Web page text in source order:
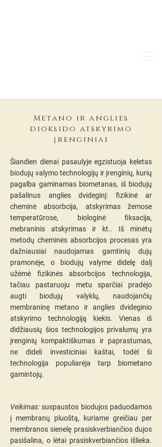
Metano ir anglies
dioksido atskyrimo
įrenginiai
Šiandien dienai pasaulyje egzistuoja keletas
biodujų valymo technologijų ir įrenginių, kurių
pagalba gaminamas biometanas, iš biodujų
pašalinus anglies dvideginį: fizikinė ar
cheminė absorbcija, atskyrimas žemose
temperatūrose, biologinė fiksacija,
mebraninis atskyrimas ir kt.. Iš minėtų
metodų cheminės absorbcijos procesas yra
dažniausiai naudojamas gamtinių dujų
pramonėje, o biodujų valyme didelę dalį
užėmė fizikinės absorbcijos technologija,
tačiau pastaruoju metu sparčiai pradėjo
augti biodujų valyklų, naudojančių
membraninę metano ir anglies dvideginio
atskyrimo technologiją kiekis. Vienas iš
didžiausių šios technologijos privalumų yra
įrenginių kompaktiškumas ir paprastumas,
ne dideli investiciniai kaštai, todėl ši
technologija populiarėja tarp biometano
gamintojų.
Veikimas: suspaustos biodujos paduodamos
į membranų pluoštą, kuriame greičiau per
membranos sienelę prasiskverbiančios dujos
pasišalina, o lėtai prasiskverbiančios išlieka.